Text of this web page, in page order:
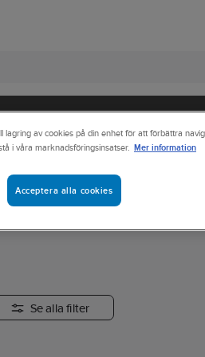
Se alla filter
av cookies på din enhet för att förbättra
i våra marknadsföringsinsatser. Mer information
Acceptera alla cookies